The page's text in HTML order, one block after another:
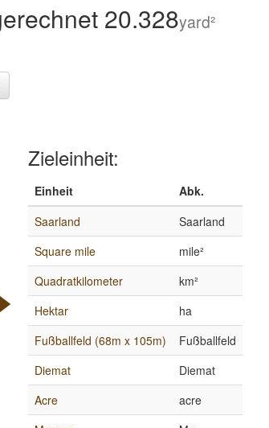
20.328yard²
Zieleinheit:
Einheit
Abk.
Saarland
Saarland
Square mile
mile²
Quadratkilometer
km²
Hektar
ha
Fußballfeld (68m x 105m)
Fußballfeld
Diemat
Diemat
Acre
acre